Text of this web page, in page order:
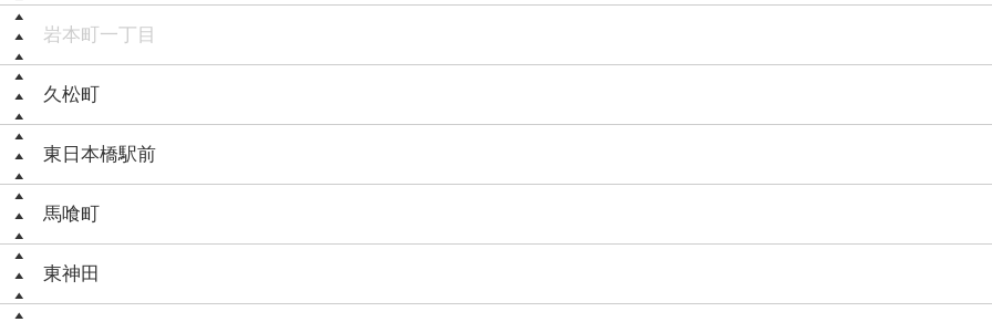
岩本町一丁目
久松町
東日本橋駅前
馬喰町
東神田